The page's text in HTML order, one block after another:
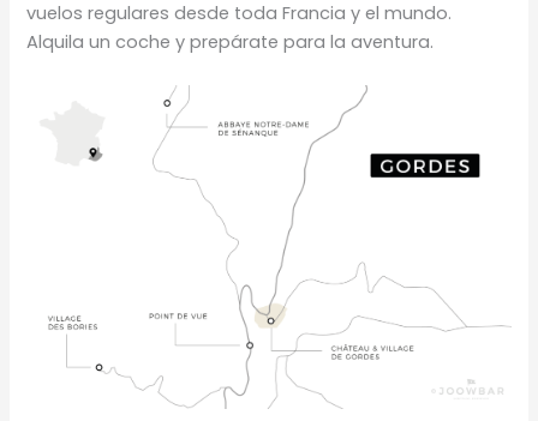
vuelos regulares desde toda Francia y el mundo.
Alquila un coche y prepárate para la aventura.